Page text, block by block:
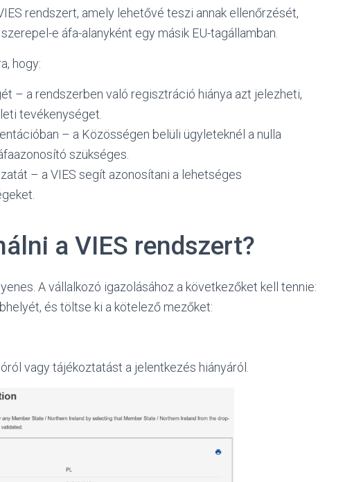
rendszert, amely lehetővé teszi annak ellenőrzését,
e áfa-alanyként egy másik EU-tagállamban.
hogy:
– a rendszerben való regisztráció hiánya azt jelezheti,
tevékenységet.
– a Közösségen belüli ügyleteknél a nulla
szükséges.
– a VIES segít azonosítani a lehetséges
a VIES rendszert?
A vállalkozó igazolásához a következőket kell tennie:
és töltse ki a kötelező mezőket:
vagy tájékoztatást a jelentkezés hiányáról.